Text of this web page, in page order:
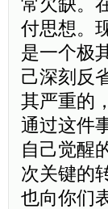
常欠缺。
付思想。
是一个极
己深刻反
其严重的
通过这件
自己觉醒
次关键的
也向你们